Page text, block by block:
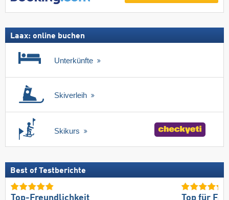
Laax: online buchen
Unterkünfte
Skiverleih
Skikurs
Best of Testberichte
Top-Freundlichkeit Top für